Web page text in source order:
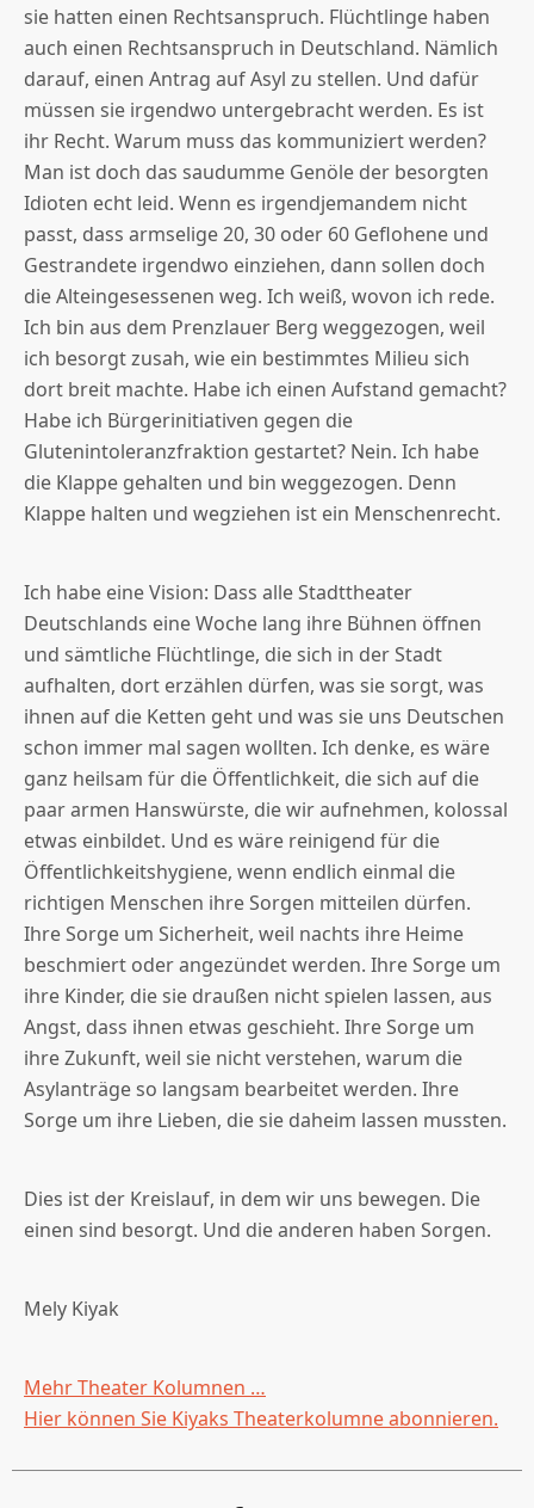
sie hatten einen Rechtsanspruch. Flüchtlinge haben
auch einen Rechtsanspruch in Deutschland. Nämlich
darauf, einen Antrag auf Asyl zu stellen. Und dafür
müssen sie irgendwo untergebracht werden. Es ist
ihr Recht. Warum muss das kommuniziert werden?
Man ist doch das saudumme Genöle der besorgten
Idioten echt leid. Wenn es irgendjemandem nicht
passt, dass armselige 20, 30 oder 60 Geflohene und
Gestrandete irgendwo einziehen, dann sollen doch
die Alteingesessenen weg. Ich weiß, wovon ich rede.
Ich bin aus dem Prenzlauer Berg weggezogen, weil
ich besorgt zusah, wie ein bestimmtes Milieu sich
dort breit machte. Habe ich einen Aufstand gemacht?
Habe ich Bürgerinitiativen gegen die
Glutenintoleranzfraktion gestartet? Nein. Ich habe
die Klappe gehalten und bin weggezogen. Denn
Klappe halten und wegziehen ist ein Menschenrecht.
Ich habe eine Vision: Dass alle Stadttheater
Deutschlands eine Woche lang ihre Bühnen öffnen
und sämtliche Flüchtlinge, die sich in der Stadt
aufhalten, dort erzählen dürfen, was sie sorgt, was
ihnen auf die Ketten geht und was sie uns Deutschen
schon immer mal sagen wollten. Ich denke, es wäre
ganz heilsam für die Öffentlichkeit, die sich auf die
paar armen Hanswürste, die wir aufnehmen, kolossal
etwas einbildet. Und es wäre reinigend für die
Öffentlichkeitshygiene, wenn endlich einmal die
richtigen Menschen ihre Sorgen mitteilen dürfen.
Ihre Sorge um Sicherheit, weil nachts ihre Heime
beschmiert oder angezündet werden. Ihre Sorge um
ihre Kinder, die sie draußen nicht spielen lassen, aus
Angst, dass ihnen etwas geschieht. Ihre Sorge um
ihre Zukunft, weil sie nicht verstehen, warum die
Asylanträge so langsam bearbeitet werden. Ihre
Sorge um ihre Lieben, die sie daheim lassen mussten.
Dies ist der Kreislauf, in dem wir uns bewegen. Die
einen sind besorgt. Und die anderen haben Sorgen.
Mely Kiyak
Mehr Theater Kolumnen …
Hier können Sie Kiyaks Theaterkolumne abonnieren.